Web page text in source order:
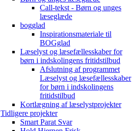
Call-tekst - Børn og unges
læseglæde
bogglad
Inspirationsmateriale til
BOGglad
Læselyst og læsefællesskaber for
børn i indskolingens fritidstilbud
Afslutning af programmet
Læselyst og læsefællesskaber
for børn i indskolingens
fritidstilbud
Kortlægning af læselystprojekter
Tidligere projekter
Smart Parat Svar